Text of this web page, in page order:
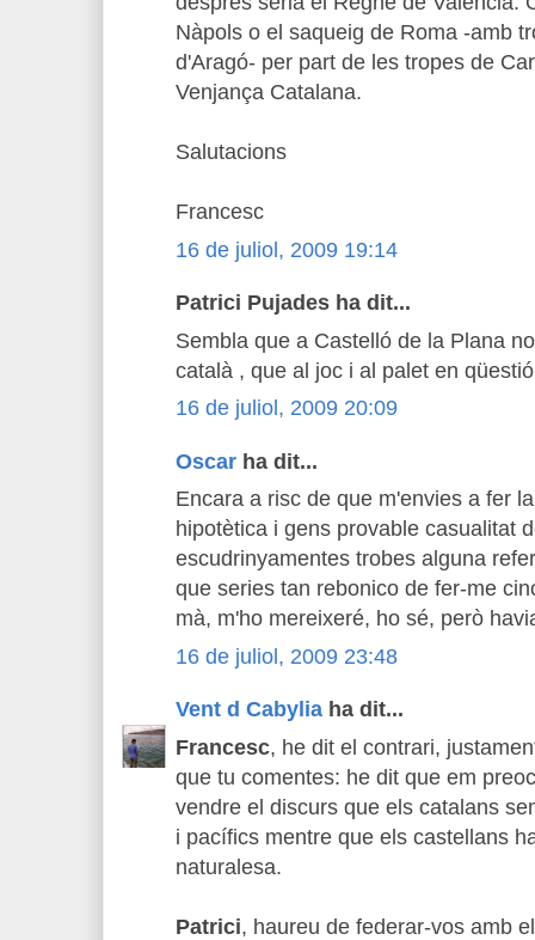
Nàpols o el saqueig de Roma -amb
d'Aragó- per part de les tropes de
Venjança Catalana.
Salutacions
Francesc
16 de juliol, 2009 19:14
Patrici Pujades ha dit...
Sembla que a Castelló de la Plana
català , que al joc i al palet en
16 de juliol, 2009 20:09
Oscar ha dit...
Encara a risc de que m'envies a fer
hipotètica i gens provable casualitat
escudrinyamentes trobes alguna
que series tan rebonico de fer-me
mà, m'ho mereixeré, ho sé, però
16 de juliol, 2009 23:48
Vent d Cabylia ha dit...
Francesc, he dit el contrari,
que tu comentes: he dit que em
vendre el discurs que els catalans
i pacífics mentre que els castellans
naturalesa.
Patrici, haureu de federar-vos amb